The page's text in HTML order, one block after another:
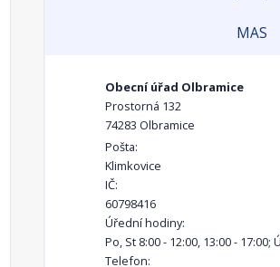
MAS
Obecní úřad Olbramice
Prostorná 132
74283 Olbramice
Pošta:
Klimkovice
IČ:
60798416
Úřední hodiny:
Po, St 8:00 - 12:00, 13:00 - 17:00;
Telefon: